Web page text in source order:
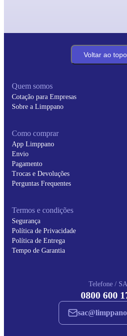
Voltar ao topo
Quem somos
Cotação para Empresas
Sobre a Limppano
Como comprar
App Limppano
Envio
Pagamento
Trocas e Devoluções
Perguntas Frequentes
Termos e condições
Segurança
Política de Privacidade
Política de Entrega
Tempo de Garantia
Telefone /
0800 600